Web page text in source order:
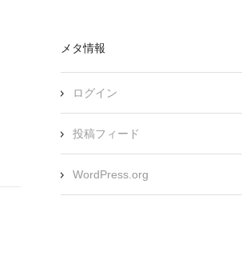
メタ情報
ログイン
投稿フィード
WordPress.org